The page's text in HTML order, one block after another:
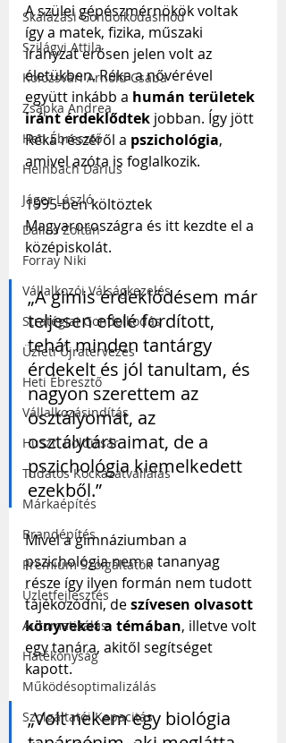
Skálázási Gondolkodásmód
Szilágyi Attila
Kolozsvári Arnold Csaba
Zsapka Andrea
Heti Ébresztő
Heinbach Dárius
Jáger László
Dallos Zoltán
Forray Niki
Vállalkozói Válságkezelés
Stratégiai Gondolkodás
Üzleti Újratervezés
Heti Ébresztő
Vállalkozásindítás
Huszti Boldizsár
Tudatos Kockázatvállalás
Márkaépítés
Brandépítés
Prémium Szolgáltatók
Üzletfejlesztés
Automatizálás
Hatékonyság
Működésoptimalizálás
Szolgáltatói Kapacitás
A szülei gépészmérnökök voltak
így a matek, fizika, műszaki
irányzat erősen jelen volt az
életükben. Réka a nővérével
együtt inkább a humán területek
iránt érdeklődtek jobban. Így jött
Réka részéről a pszichológia,
amivel azóta is foglalkozik.
1995-ben költöztek
Magyaroroszágra és itt kezdte el a
középiskolát.
„A gimis érdeklődésem már
teljesen efelé fordított,
tehát minden tantárgy
érdekelt és jól tanultam, és
nagyon szerettem az
osztályomat, az
osztálytársaimat, de a
pszichológia kiemelkedett
ezekből.”
Mivel a gimnáziumban a
pszichológia nem a tananyag
része így ilyen formán nem tudott
tájékozódni, de szívesen olvasott
könyveket a témában, illetve volt
egy tanára, akitől segítséget
kapott.
„Volt nekem egy biológia